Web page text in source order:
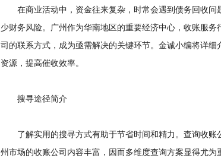
在商业活动中，资金往来复杂，时常会遇到债务回收问
少财务风险。广州作为华南地区的重要经济中心，收账服
司的联系方式，成为亟需解决的关键环节。金诚小编将详
资源，提高催收效率。
搜寻途径简介
了解实用的搜寻方式有助于节省时间和精力。查询收账
州市场的收账公司内容丰富，因而多维度查询方案显得尤